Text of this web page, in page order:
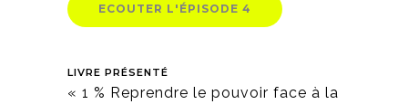
ECOUTER L'ÉPISODE 4
LIVRE PRÉSENTÉ
« 1 % Reprendre le pouvoir face à la